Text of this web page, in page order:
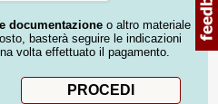
documentazione o altro materiale
basterà seguire le indicazioni
volta effettuato il pagamento.